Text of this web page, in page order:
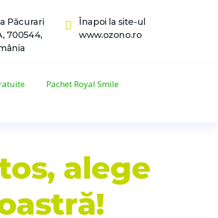
Păcurari
700544,
Înapoi la site-ul
www.ozono.ro
Pachet Royal Smile
alege